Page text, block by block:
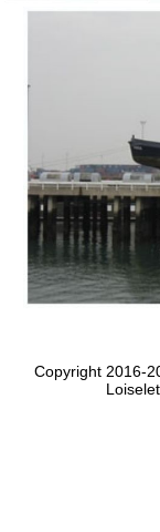
Copyright 2016-